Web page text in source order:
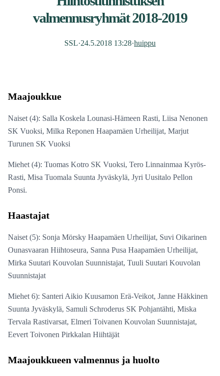
valmennusryhmät 2018-2019
SSL·24.5.2018 13:28·huippu
Maajoukkue
Naiset (4): Salla Koskela Lounasi-Hämeen Rasti, Liisa Nenonen
SK Vuoksi, Milka Reponen Haapamäen Urheilijat, Marjut
Turunen SK Vuoksi
Miehet (4): Tuomas Kotro SK Vuoksi, Tero Linnainmaa Kyrös-
Rasti, Misa Tuomala Suunta Jyväskylä, Jyri Uusitalo Pellon
Ponsi.
Haastajat
Naiset (5): Sonja Mörsky Haapamäen Urheilijat, Suvi Oikarinen
Ounasvaaran Hiihtoseura, Sanna Pusa Haapamäen Urheilijat,
Mirka Suutari Kouvolan Suunnistajat, Tuuli Suutari Kouvolan
Suunnistajat
Miehet 6): Santeri Aikio Kuusamon Erä-Veikot, Janne Häkkinen
Suunta Jyväskylä, Samuli Schroderus SK Pohjantähti, Miska
Tervala Rastivarsat, Elmeri Toivanen Kouvolan Suunnistajat,
Eevert Toivonen Pirkkalan Hiihtäjät
Maajoukkueen valmennus ja huolto